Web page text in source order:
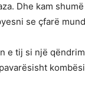
Dhe kam
se çfarë
e tij si një